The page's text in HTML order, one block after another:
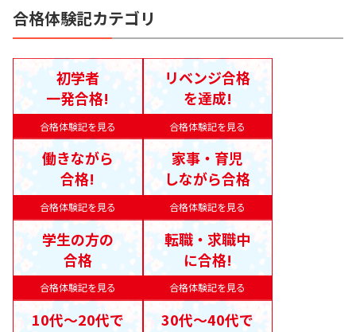
合格体験記カテゴリ
合格体験記を見る
初学者
一発合格!
合格体験記を見る
リベンジ合格
を達成!
合格体験記を見る
働きながら
合格!
合格体験記を見る
家事・育児
しながら合格
合格体験記を見る
学生の方の
合格
合格体験記を見る
転職・求職中
に合格!
10代〜20代で
30代〜40代で